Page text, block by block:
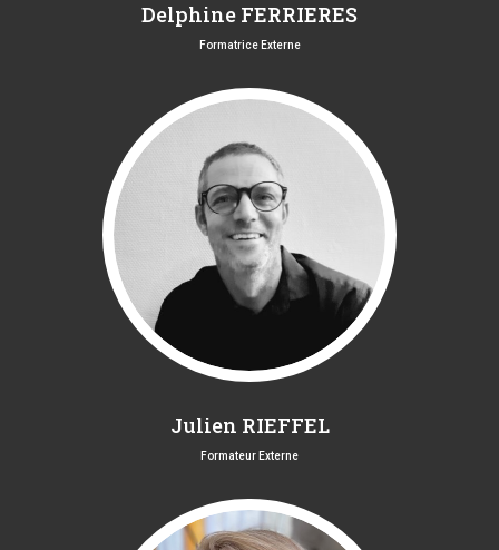
Delphine FERRIERES
Formatrice Externe
Julien RIEFFEL
Formateur Externe